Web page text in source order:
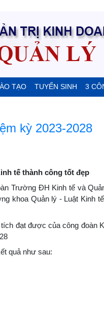
TẠO TUYỂN SINH 3
kỳ 2023-2028
tế thành công tốt đẹp
Trường ĐH Kinh tế và
khoa Quản lý - Luật Kinh
đạt được của công đoàn
quả như sau: